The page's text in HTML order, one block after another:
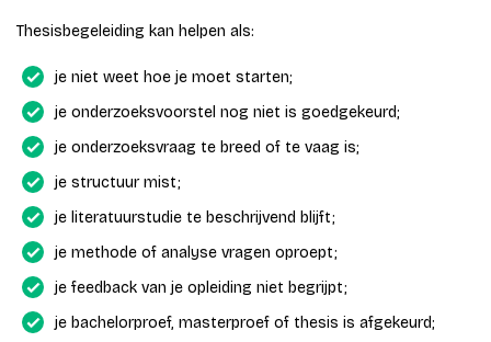
Thesisbegeleiding kan helpen als:
je niet weet hoe je moet starten;
je onderzoeksvoorstel nog niet is goedgekeurd;
je onderzoeksvraag te breed of te vaag is;
je structuur mist;
je literatuurstudie te beschrijvend blijft;
je methode of analyse vragen oproept;
je feedback van je opleiding niet begrijpt;
je bachelorproef, masterproef of thesis is afgekeurd;